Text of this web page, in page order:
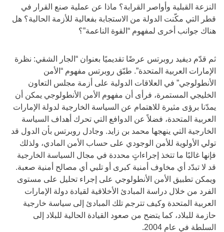
النزعة القبلية وأواصر القرابة؟ ماذا عن عملية صنع القرار في
قطر التي مكّنت الدولة من الاستجابة بفعالية للأزمة الحالية؟ هل
هناك جوانب أخرى لمفهوم “القوة الناعمة”؟
ثم قدّم ديفيد روبرتس عرضًا تقديميًا بعنوان “الجار الشقي: نظرة
الإمارات العربية المتحدة”. طبّق روبرتس مفهوم “الأمن
الأنطولوجي” في العلاقات الدولية على أزمة مجلس التعاون
الخليجي المستمرة، فرأى أن مفهوم الأمن الأنطولوجي يمكن أن
يمدّنا برؤى مثيرة للاهتمام عن السياسة الخارجية لدولة الإمارات
العربية المتحدة، فضلاً عن الدوافع التي تحرك أهداف السياسة
الخارجية التي ينهجها محمد بن زايد. وجادل روبرتس بأن الدول قد
تولي الأولوية للأمن الوجودي على حساب الأمن المادي، ولذلك
فإنها غالبًا ما تتخذ إجراءاتٍ محددة في مجال السياسة الخارجية
قد لا تبدّد أي مخاوف أمنية كبرى أو تلبي أي مصالح أمنية صعبة.
ويمكن تطبيق الأمن الأنطولوجي على إجراء تحليل على مستوى
الفرد من خلال دراسة المبادئ الأخلاقية لقيادة دولة الإمارات
العربية المتحدة وكيف تترجم تلك المبادئ إلى سياسة خارجية
حازمة للبلاد، كما يتضح من صعود القيادة الحالية للبلاد إلى
السلطة في عام 2004.